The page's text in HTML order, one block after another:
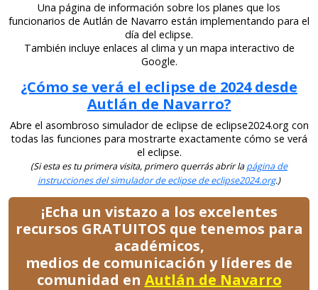
Una página de información sobre los planes que los
funcionarios de Autlán de Navarro están implementando para el
día del eclipse.
También incluye enlaces al clima y un mapa interactivo de
Google.
¿Cómo se verá el eclipse de 2024 desde
Autlán de Navarro?
Abre el asombroso simulador de eclipse de eclipse2024.org con
todas las funciones para mostrarte exactamente cómo se verá
el eclipse.
(Si esta es tu primera visita, primero querrás abrir lapágina de
instrucciones del simulador de eclipse de eclipse2024.org.)
¡Echa un vistazo a los excelentes
recursos GRATUITOS que tenemos para
académicos,
medios de comunicación y líderes de
comunidad en Autlán de Navarro